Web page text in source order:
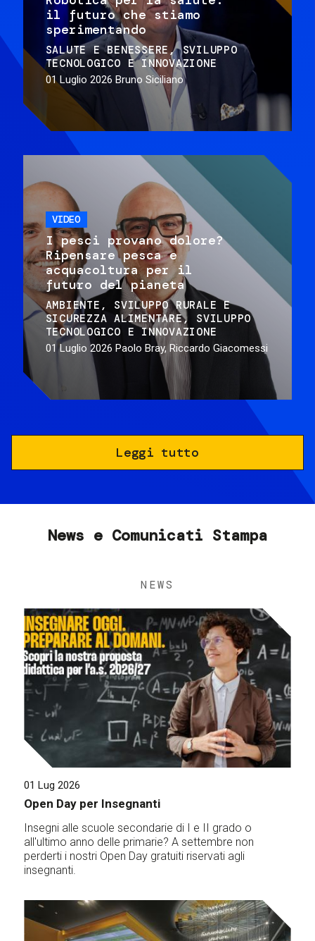
il futuro che stiamo
sperimentando
SALUTE E BENESSERE
SVILUPPO
TECNOLOGICO E INNOVAZIONE
01 Luglio 2026 Bruno Siciliano
VIDEO
I pesci provano dolore?
Ripensare pesca e
acquacoltura per il
futuro del pianeta
AMBIENTE
SVILUPPO RURALE E
SICUREZZA ALIMENTARE
SVILUPPO
TECNOLOGICO E INNOVAZIONE
01 Luglio 2026 Paolo Bray, Riccardo Giacomessi
Leggi tutto
News e Comunicati Stampa
NEWS
01 Lug 2026
Open Day per Insegnanti
Insegni alle scuole secondarie di I e II grado o
all'ultimo anno delle primarie? A settembre non
perderti i nostri Open Day gratuiti riservati agli
insegnanti.